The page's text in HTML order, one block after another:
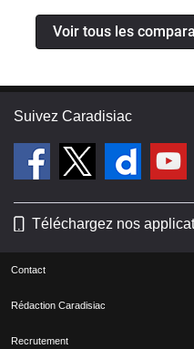
Voir tous les
Suivez Caradisiac
Téléchargez nos
Contact
Rédaction Caradisiac
Recrutement